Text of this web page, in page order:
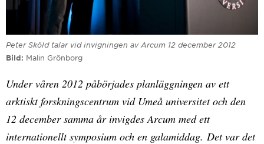
Peter Sköld talar vid invigningen av Arcum 12 december 2012
Bild
Malin Grönborg
Under våren 2012 påbörjades planläggningen av ett
arktiskt forskningscentrum vid Umeå universitet och den
12 december samma år invigdes Arcum med ett
internationellt symposium och en galamiddag. Det var det